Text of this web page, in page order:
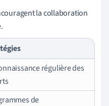
la collaboration
régulière des
de